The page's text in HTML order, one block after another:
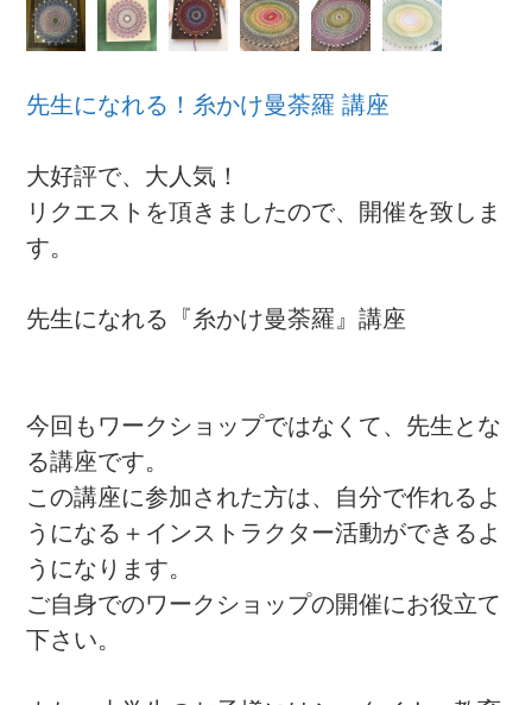
先生になれる！糸かけ曼荼羅 講座
大好評で、大人気！
リクエストを頂きましたので、開催を致しま
す。
先生になれる『糸かけ曼荼羅』講座
今回もワークショップではなくて、先生とな
る講座です。
この講座に参加された方は、自分で作れるよ
うになる＋インストラクター活動ができるよ
うになります。
ご自身でのワークショップの開催にお役立て
下さい。